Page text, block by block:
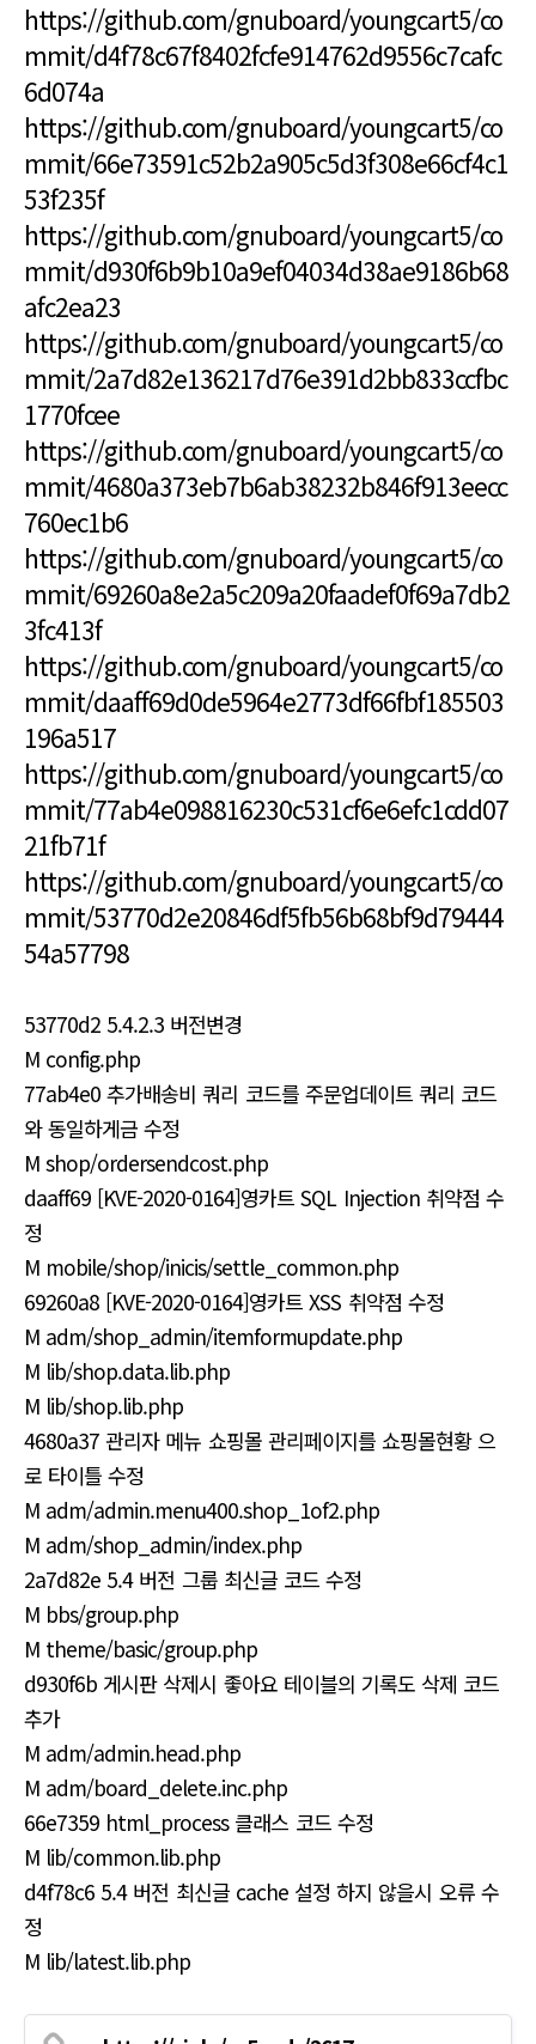
https://github.com/gnuboard/youngcart5/co
mmit/d4f78c67f8402fcfe914762d9556c7cafc
6d074a
https://github.com/gnuboard/youngcart5/co
mmit/66e73591c52b2a905c5d3f308e66cf4c1
53f235f
https://github.com/gnuboard/youngcart5/co
mmit/d930f6b9b10a9ef04034d38ae9186b68
afc2ea23
https://github.com/gnuboard/youngcart5/co
mmit/2a7d82e136217d76e391d2bb833ccfbc
1770fcee
https://github.com/gnuboard/youngcart5/co
mmit/4680a373eb7b6ab38232b846f913eecc
760ec1b6
https://github.com/gnuboard/youngcart5/co
mmit/69260a8e2a5c209a20faadef0f69a7db2
3fc413f
https://github.com/gnuboard/youngcart5/co
mmit/daaff69d0de5964e2773df66fbf185503
196a517
https://github.com/gnuboard/youngcart5/co
mmit/77ab4e098816230c531cf6e6efc1cdd07
21fb71f
https://github.com/gnuboard/youngcart5/co
mmit/53770d2e20846df5fb56b68bf9d79444
54a57798
53770d2 5.4.2.3 버전변경
M config.php
77ab4e0 추가배송비 쿼리 코드를 주문업데이트 쿼리 코드
와 동일하게금 수정
M shop/ordersendcost.php
daaff69 [KVE-2020-0164]영카트 SQL Injection 취약점 수
정
M mobile/shop/inicis/settle_common.php
69260a8 [KVE-2020-0164]영카트 XSS 취약점 수정
M adm/shop_admin/itemformupdate.php
M lib/shop.data.lib.php
M lib/shop.lib.php
4680a37 관리자 메뉴 쇼핑몰 관리페이지를 쇼핑몰현황 으
로 타이틀 수정
M adm/admin.menu400.shop_1of2.php
M adm/shop_admin/index.php
2a7d82e 5.4 버전 그룹 최신글 코드 수정
M bbs/group.php
M theme/basic/group.php
d930f6b 게시판 삭제시 좋아요 테이블의 기록도 삭제 코드
추가
M adm/admin.head.php
M adm/board_delete.inc.php
66e7359 html_process 클래스 코드 수정
M lib/common.lib.php
d4f78c6 5.4 버전 최신글 cache 설정 하지 않을시 오류 수
정
M lib/latest.lib.php